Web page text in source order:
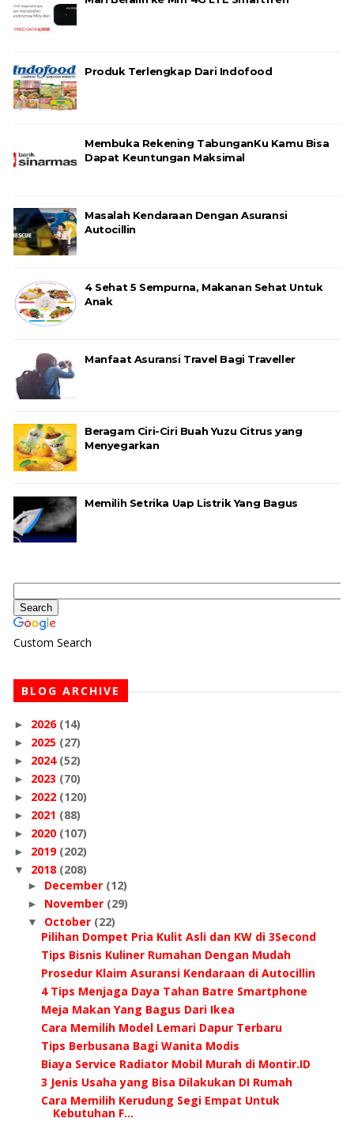
Produk Terlengkap Dari Indofood
Membuka Rekening TabunganKu Kamu Bisa
Dapat Keuntungan Maksimal
Masalah Kendaraan Dengan Asuransi
Autocillin
4 Sehat 5 Sempurna, Makanan Sehat Untuk
Anak
Manfaat Asuransi Travel Bagi Traveller
Beragam Ciri-Ciri Buah Yuzu Citrus yang
Menyegarkan
Memilih Setrika Uap Listrik Yang Bagus
Custom Search
BLOG ARCHIVE
► 2026 (14)
► 2025 (27)
► 2024 (52)
► 2023 (70)
► 2022 (120)
► 2021 (88)
► 2020 (107)
► 2019 (202)
▼ 2018 (208)
► December (12)
► November (29)
▼ October (22)
Pilihan Dompet Pria Kulit Asli dan KW di 3Second
Tips Bisnis Kuliner Rumahan Dengan Mudah
Prosedur Klaim Asuransi Kendaraan di Autocillin
4 Tips Menjaga Daya Tahan Batre Smartphone
Meja Makan Yang Bagus Dari Ikea
Cara Memilih Model Lemari Dapur Terbaru
Tips Berbusana Bagi Wanita Modis
Biaya Service Radiator Mobil Murah di Montir.ID
3 Jenis Usaha yang Bisa Dilakukan DI Rumah
Cara Memilih Kerudung Segi Empat Untuk
Kebutuhan F...